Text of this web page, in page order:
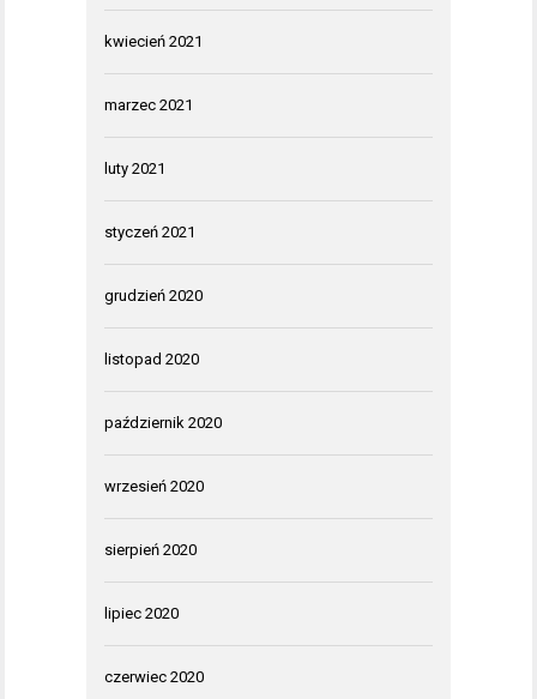
kwiecień 2021
marzec 2021
luty 2021
styczeń 2021
grudzień 2020
listopad 2020
październik 2020
wrzesień 2020
sierpień 2020
lipiec 2020
czerwiec 2020